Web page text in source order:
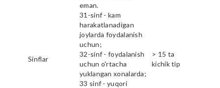
eman.
Sinflar
31-sinf - kam
harakatlanadigan
joylarda foydalanish
uchun;
32-sinf - foydalanish
uchun o'rtacha
yuklangan xonalarda;
33 sinf - yuqori
> 15 ta
kichik tip